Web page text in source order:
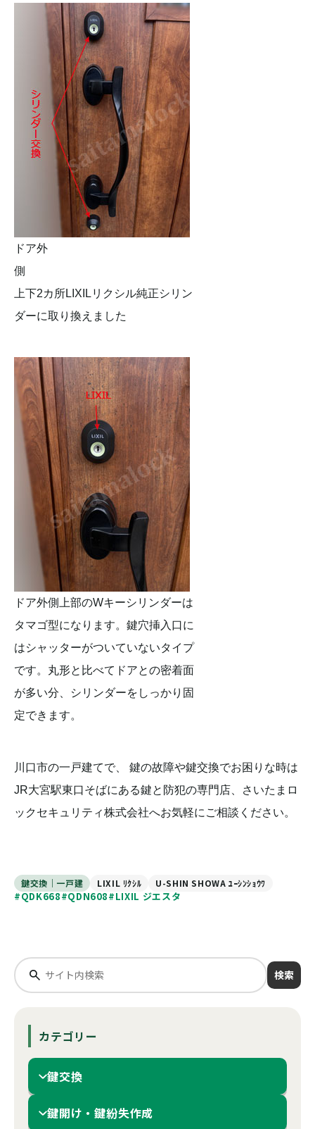
ドア外
上下2カ所LIXILリクシル純正シリン
ダーに取り換えました
ドア外側上部のWキーシリンダーは
タマゴ型になります。鍵穴挿入口に
はシャッターがついていないタイプ
です。丸形と比べてドアとの密着面
が多い分、シリンダーをしっかり固
定できます。
川口市の一戸建てで、 鍵の故障や鍵交換でお困りな時は
JR大宮駅東口そばにある鍵と防犯の専門店、さいたまロ
ックセキュリティ株式会社へお気軽にご相談ください。
鍵交換｜一戸建 LIXIL ﾘｸｼﾙ U-SHIN SHOWA ﾕｰｼﾝｼｮｳﾜ
#QDK668#QDN608#LIXIL ジエスタ
検索
カテゴリー
鍵交換
鍵開け・鍵紛失作成